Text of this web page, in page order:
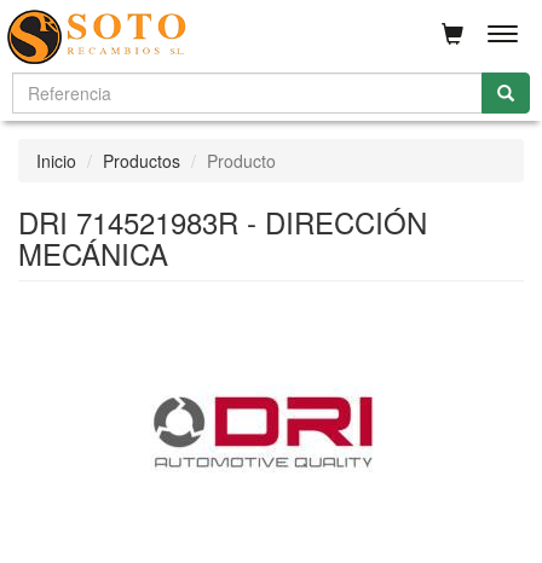
Inicio Productos Producto
DRI 714521983R - DIRECCIÓN
MECÁNICA